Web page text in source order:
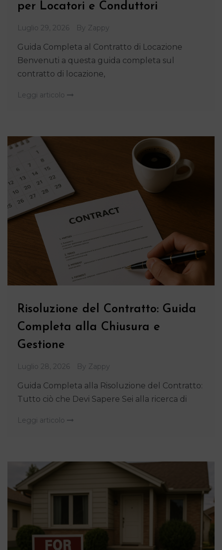
per Locatori e Conduttori
Luglio 29, 2026 By Zappy
Guida Completa al Contratto di Locazione
Benvenuti a questa guida completa sul
contratto di locazione,
Leggi articolo
Risoluzione del Contratto: Guida
Completa alla Chiusura e
Gestione
Luglio 28, 2026 By Zappy
Guida Completa alla Risoluzione del Contratto:
Tutto ciò che Devi Sapere Sei alla ricerca di
Leggi articolo